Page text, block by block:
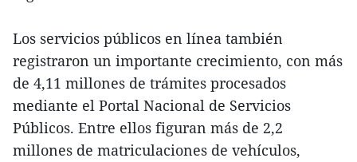
Los servicios públicos en línea también
registraron un importante crecimiento, con más
de 4,11 millones de trámites procesados
mediante el Portal Nacional de Servicios
Públicos. Entre ellos figuran más de 2,2
millones de matriculaciones de vehículos,